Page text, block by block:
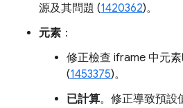
源及其問題 (1420362)。
元素 ：
修正檢查 iframe 中元
(1453375)。
已計算。修正導致預設